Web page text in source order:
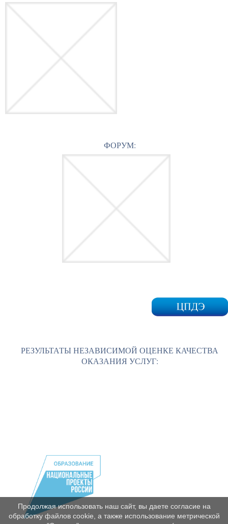
ФОРУМ:
РЕЗУЛЬТАТЫ НЕЗАВИСИМОЙ ОЦЕНКЕ КАЧЕСТВА
ОКАЗАНИЯ УСЛУГ:
Продолжая использовать наш сайт, вы даете согласие на
обработку файлов cookie, а также использование метрической